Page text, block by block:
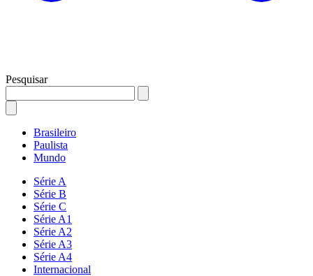
Pesquisar
Brasileiro
Paulista
Mundo
Série A
Série B
Série C
Série A1
Série A2
Série A3
Série A4
Internacional